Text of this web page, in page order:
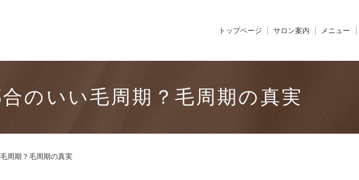
トップページ サロン案内 メニュー
のいい毛周期？毛周期の真実
周期？毛周期の真実